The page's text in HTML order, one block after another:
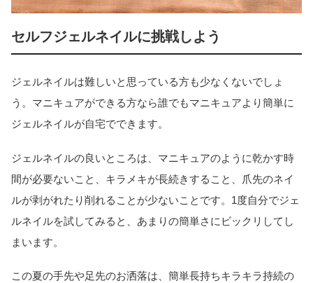
セルフジェルネイルに挑戦しよう
ジェルネイルは難しいと思っている方も少なくないでしょ
う。マニキュアができる方なら誰でもマニキュアより簡単に
ジェルネイルが自宅でできます。
ジェルネイルの良いところは、マニキュアのように乾かす時
間が必要ないこと、キラメキが長続きすること、爪先のネイ
ルが剥がれたり削れることが少ないことです。1度自分でジェ
ルネイルを試してみると、あまりの簡単さにビックリしてし
まいます。
この夏の手先や足先のお洒落は、簡単長持ちキラキラ持続の